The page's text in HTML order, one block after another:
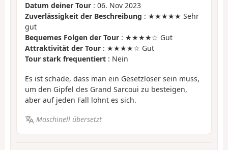
Datum deiner Tour : 06. Nov 2023
Zuverlässigkeit der Beschreibung : ★★★★★ Sehr
gut
Bequemes Folgen der Tour : ★★★★☆ Gut
Attraktivität der Tour : ★★★★☆ Gut
Tour stark frequentiert : Nein
Es ist schade, dass man ein Gesetzloser sein muss,
um den Gipfel des Grand Sarcoui zu besteigen,
aber auf jeden Fall lohnt es sich.
Maschinell übersetzt